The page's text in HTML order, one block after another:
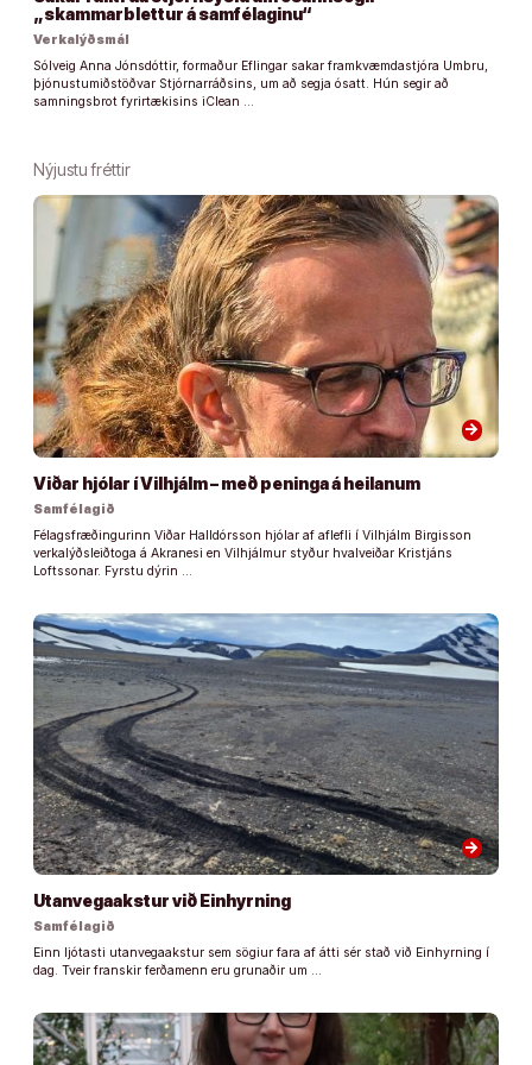
„skammarblettur á samfélaginu“
Verkalýðsmál
Sólveig Anna Jónsdóttir, formaður Eflingar sakar framkvæmdastjóra Umbru,
þjónustumiðstöðvar Stjórnarráðsins, um að segja ósatt. Hún segir að
samningsbrot fyrirtækisins iClean …
Nýjustu fréttir
arrow_forward
Viðar hjólar í Vilhjálm – með peninga á heilanum
Samfélagið
Félagsfræðingurinn Viðar Halldórsson hjólar af aflefli í Vilhjálm Birgisson
verkalýðsleiðtoga á Akranesi en Vilhjálmur styður hvalveiðar Kristjáns
Loftssonar. Fyrstu dýrin …
arrow_forward
Utanvegaakstur við Einhyrning
Samfélagið
Einn ljótasti utanvegaakstur sem sögiur fara af átti sér stað við Einhyrning í
dag. Tveir franskir ferðamenn eru grunaðir um …